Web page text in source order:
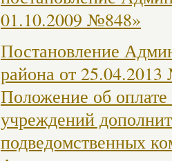
01.10.2009 №848»
Постановление
района от
Положение об
учреждений
подведомственных